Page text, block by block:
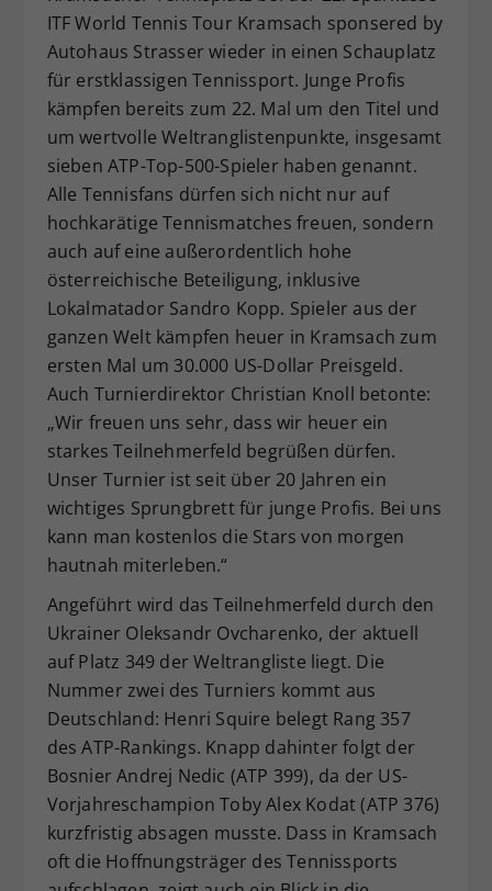
ITF World Tennis Tour Kramsach sponsered by
Autohaus Strasser wieder in einen Schauplatz
für erstklassigen Tennissport. Junge Profis
kämpfen bereits zum 22. Mal um den Titel und
um wertvolle Weltranglistenpunkte, insgesamt
sieben ATP-Top-500-Spieler haben genannt.
Alle Tennisfans dürfen sich nicht nur auf
hochkarätige Tennismatches freuen, sondern
auch auf eine außerordentlich hohe
österreichische Beteiligung, inklusive
Lokalmatador Sandro Kopp. Spieler aus der
ganzen Welt kämpfen heuer in Kramsach zum
ersten Mal um 30.000 US-Dollar Preisgeld.
Auch Turnierdirektor Christian Knoll betonte:
„Wir freuen uns sehr, dass wir heuer ein
starkes Teilnehmerfeld begrüßen dürfen.
Unser Turnier ist seit über 20 Jahren ein
wichtiges Sprungbrett für junge Profis. Bei uns
kann man kostenlos die Stars von morgen
hautnah miterleben.“
Angeführt wird das Teilnehmerfeld durch den
Ukrainer Oleksandr Ovcharenko, der aktuell
auf Platz 349 der Weltrangliste liegt. Die
Nummer zwei des Turniers kommt aus
Deutschland: Henri Squire belegt Rang 357
des ATP-Rankings. Knapp dahinter folgt der
Bosnier Andrej Nedic (ATP 399), da der US-
Vorjahreschampion Toby Alex Kodat (ATP 376)
kurzfristig absagen musste. Dass in Kramsach
oft die Hoffnungsträger des Tennissports
Zweck
Dieser Wert speichert Ihre Consent-
Einstellungen. Unter anderem eine
zufällig generierte ID, für die
historische Speicherung Ihrer
Webseiten-Betreiber dies eingestellt
hat.